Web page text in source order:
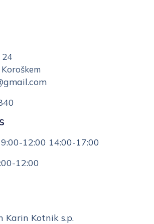
24
9:00-12:00 14:00-17:00
12:00
Karin Kotnik s.p.